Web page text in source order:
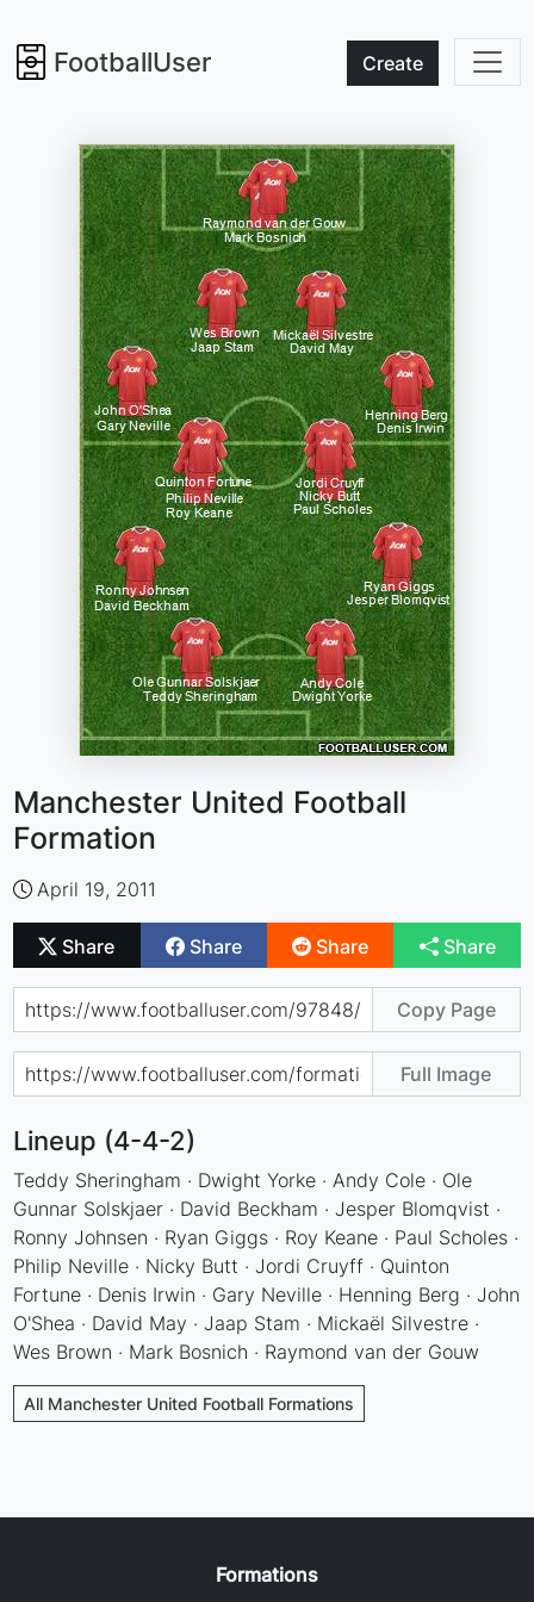
FootballUser Create
Manchester United Football
Formation
April 19, 2011
Share Share Share Share
Copy Page
Full Image
Lineup (4-4-2)
Teddy Sheringham · Dwight Yorke · Andy Cole · Ole
Gunnar Solskjaer · David Beckham · Jesper Blomqvist ·
Ronny Johnsen · Ryan Giggs · Roy Keane · Paul Scholes ·
Philip Neville · Nicky Butt · Jordi Cruyff · Quinton
Fortune · Denis Irwin · Gary Neville · Henning Berg · John
O'Shea · David May · Jaap Stam · Mickaël Silvestre ·
Wes Brown · Mark Bosnich · Raymond van der Gouw
All Manchester United Football Formations
Formations